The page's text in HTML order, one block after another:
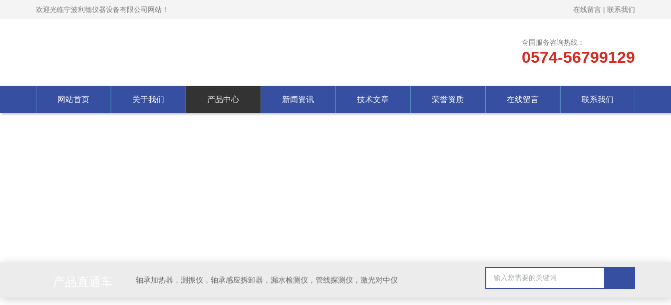
欢迎光临宁波利德仪器设备有限公司网站！ 在线留言 | 联系我们
全国服务咨询热线：
0574-56799129
网站首页 关于我们 产品中心 新闻资讯 技术文章 荣誉资质 在线留言 联系我们
轴承加热器，测振仪，轴承感应拆卸器，漏水检测仪，管线探测仪，激光对中仪